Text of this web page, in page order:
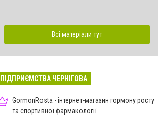
Всі матеріали тут
ПІДПРИЄМСТВА ЧЕРНІГОВА
GormonRosta - інтернет-магазин гормону росту
та спортивної фармакології